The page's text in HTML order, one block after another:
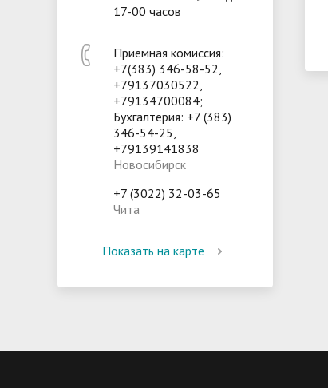
17-00 часов
Приемная комиссия:
+7(383) 346-58-52,
+79137030522,
+79134700084;
Бухгалтерия: +7 (383)
346-54-25,
+79139141838
Новосибирск
+7 (3022) 32-03-65
Чита
Показать на карте